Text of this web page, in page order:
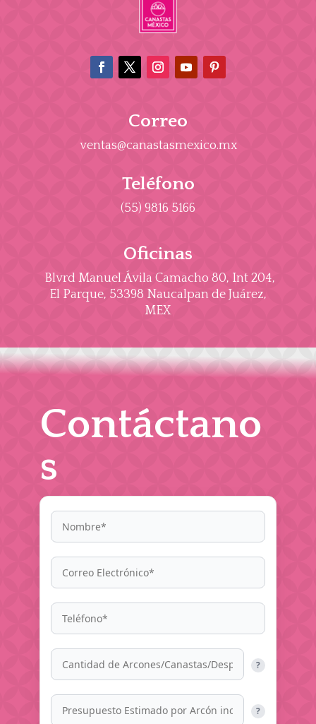
Correo
ventas@canastasmexico.mx
Teléfono
(55) 9816 5166
Oficinas
Blvrd Manuel Ávila Camacho 80, Int 204,
El Parque, 53398 Naucalpan de Juárez,
MEX
Contáctano
s
?
?